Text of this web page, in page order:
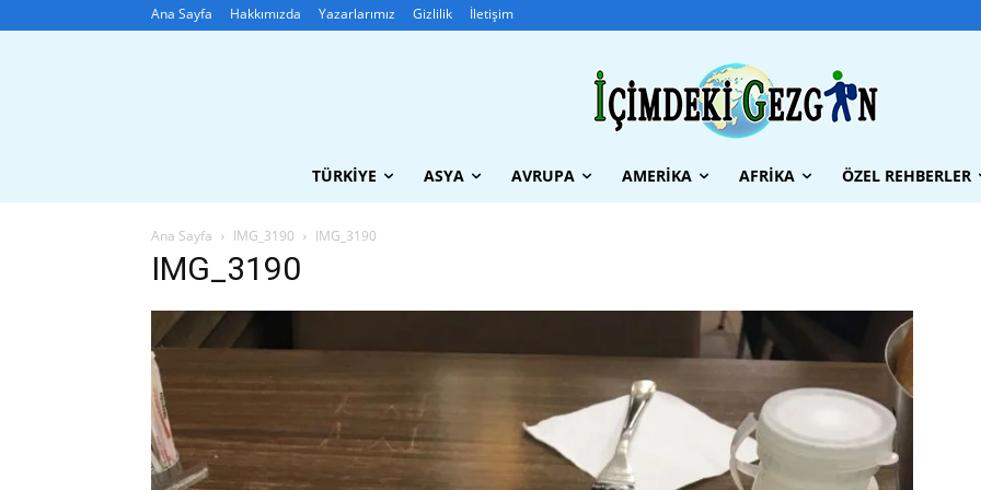
Ana Sayfa Hakkımızda Yazarlarımız Gizlilik İletişim
TÜRKIYE ASYA AVRUPA AMERIKA AFRIKA ÖZEL REHBERLER
Ana Sayfa IMG_3190 IMG_3190
IMG_3190